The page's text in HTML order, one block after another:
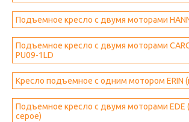
Подъемное кресло с двумя моторами
Подъемное кресло с двумя моторами
PU09-1LD
Кресло подъемное с одним мотором ERIN
Подъемное кресло с двумя моторами EDE
серое)